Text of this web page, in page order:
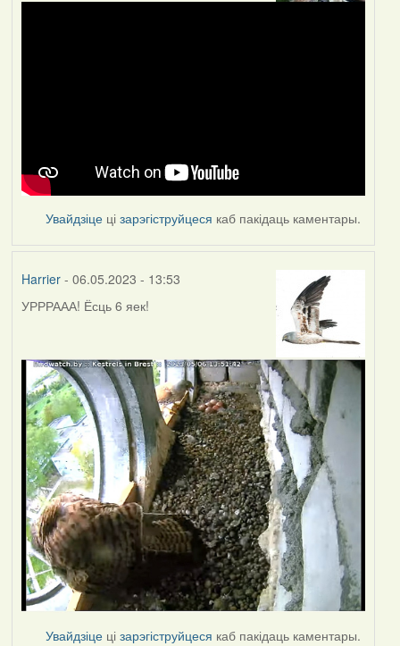
Увайдзіце цізарэгіструйцеся каб пакідаць каментары.
Harrier- 06.05.2023 - 13:53
УРРРААА! Ёсць 6 яек!
Увайдзіце цізарэгіструйцеся каб пакідаць каментары.